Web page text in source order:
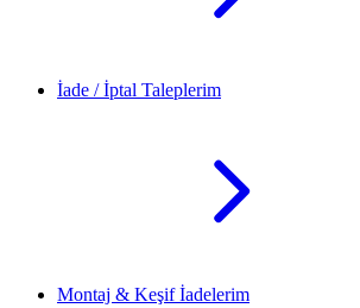
İade / İptal Taleplerim
Montaj & Keşif İadelerim